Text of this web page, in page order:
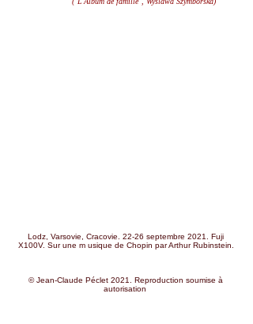
Lodz, Varsovie, Cracovie. 22-26 septembre 2021. Fuji
X100V. Sur une m usique de Chopin par Arthur Rubinstein.
© Jean-Claude Péclet 2021. Reproduction soumise à
autorisation